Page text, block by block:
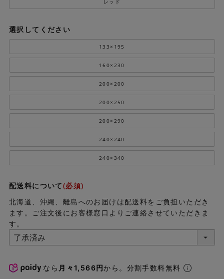
選択してください
133×195
160×230
200×200
200×250
200×290
240×240
240×340
配送料について(必須)
北海道、沖縄、離島へのお届けは配送料をご負担いただき
ます。ご注文後にお客様窓口よりご連絡させていただきま
す。
なら 月々1,566円から。分割手数料無料